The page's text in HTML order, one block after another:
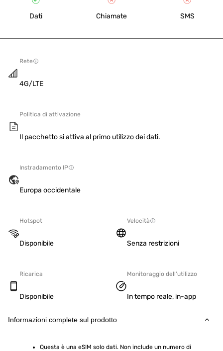
Dati Chiamate SMS
Rete
4G/LTE
Politica di attivazione
Il pacchetto si attiva al primo utilizzo dei dati.
Instradamento IP
Europa occidentale
Hotspot
Disponibile
Velocità
Senza restrizioni
Ricarica
Disponibile
Monitoraggio dell'utilizzo
In tempo reale, in-app
Informazioni complete sul prodotto
Questa è una eSIM solo dati. Non include un numero di